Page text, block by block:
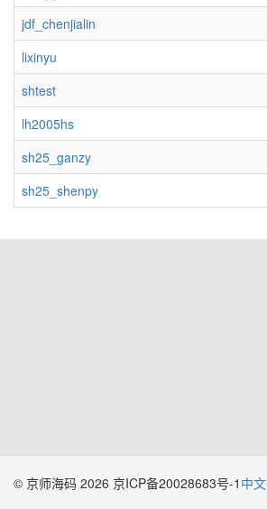
jdf_chenjialin
lixinyu
shtest
lh2005hs
sh25_ganzy
sh25_shenpy
© 京师海码 2026 京ICP备20028683号-1 中